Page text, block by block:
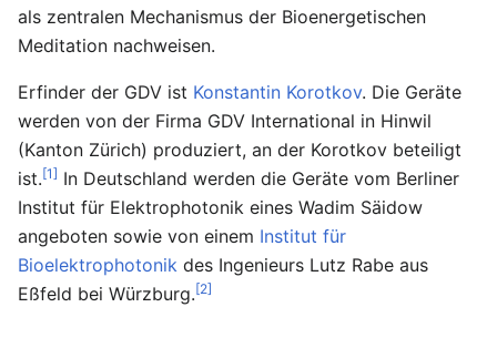
als zentralen Mechanismus der Bioenergetischen
Meditation nachweisen.
Erfinder der GDV ist Konstantin Korotkov. Die Geräte
werden von der Firma GDV International in Hinwil
(Kanton Zürich) produziert, an der Korotkov beteiligt
ist.[1] In Deutschland werden die Geräte vom Berliner
Institut für Elektrophotonik eines Wadim Säidow
angeboten sowie von einem Institut für
Bioelektrophotonik des Ingenieurs Lutz Rabe aus
Eßfeld bei Würzburg.[2]